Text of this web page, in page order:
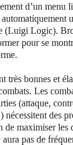
d’un menu
(Luigi Logic).
pour se
très bonnes et
Les
(attaque,
nécessitent des
de maximiser les
pas de